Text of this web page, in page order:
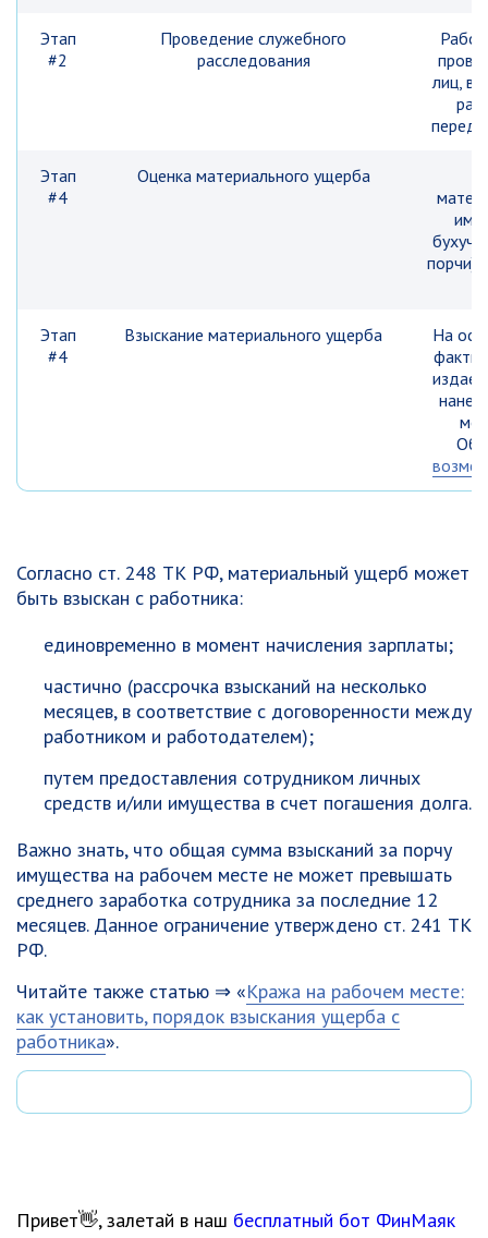
Этап
#2
Проведение служебного
расследования
лиц,
Этап
#4
Оценка материального ущерба
порчи)
Этап
#4
Взыскание материального ущерба
На
Согласно ст. 248 ТК РФ, материальный ущерб может
быть взыскан с работника:
единовременно в момент начисления зарплаты;
частично (рассрочка взысканий на несколько
месяцев, в соответствие с договоренности между
работником и работодателем);
путем предоставления сотрудником личных
средств и/или имущества в счет погашения долга.
Важно знать, что общая сумма взысканий за порчу
имущества на рабочем месте не может превышать
среднего заработка сотрудника за последние 12
месяцев. Данное ограничение утверждено ст. 241 ТК
РФ.
Читайте также статью ⇒ «Кража на рабочем месте:
как установить, порядок взыскания ущерба с
работника».
Привет👋, залетай в наш бесплатный бот ФинМаяк